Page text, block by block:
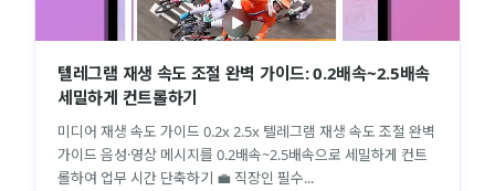
텔레그램 재생 속도 조절 완벽 가이드: 0.2배속~2.5배속
세밀하게 컨트롤하기
미디어 재생 속도 가이드 0.2x 2.5x 텔레그램 재생 속도 조절 완벽
가이드 음성·영상 메시지를 0.2배속~2.5배속으로 세밀하게 컨트
롤하여 업무 시간 단축하기 💼 직장인 필수...